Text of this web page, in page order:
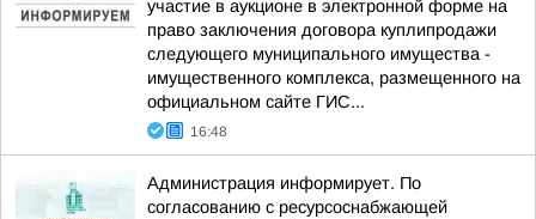
участие в аукционе в электронной форме на
право заключения договора куплипродажи
следующего муниципального имущества -
имущественного комплекса, размещенного на
официальном сайте ГИС...
16:48
Администрация информирует. По
согласованию с ресурсоснабжающей